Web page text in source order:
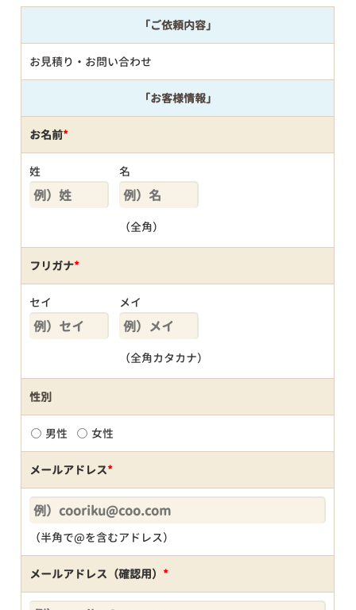
「ご依頼内容」
お見積り・お問い合わせ
「お客様情報」
お名前*
姓 名
（全角）
フリガナ*
セイ メイ
（全角カタカナ）
性別
男性 女性
メールアドレス*
（半角で@を含むアドレス）
メールアドレス（確認用） *